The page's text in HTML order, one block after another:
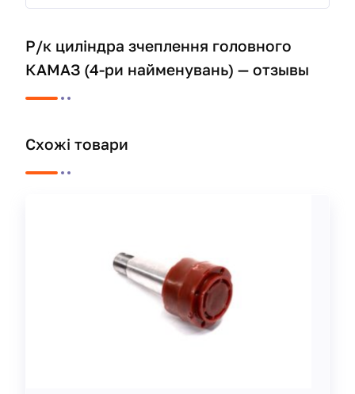
Р/к циліндра зчеплення головного
КАМАЗ (4-ри найменувань) — отзывы
Схожі товари